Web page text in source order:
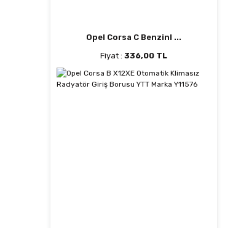
Opel Corsa C Benzinl ...
Fiyat : 336,00 TL